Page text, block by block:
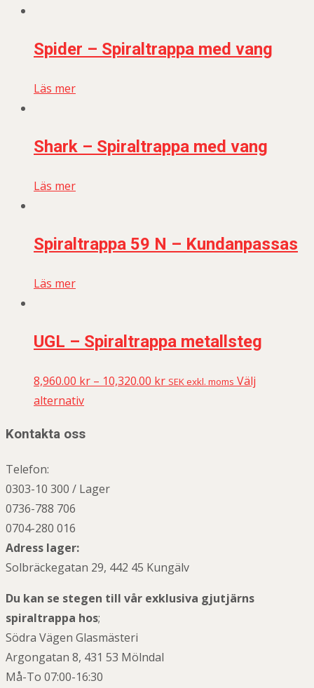
Spider – Spiraltrappa med vang
Läs mer
Shark – Spiraltrappa med vang
Läs mer
Spiraltrappa 59 N – Kundanpassas
Läs mer
UGL – Spiraltrappa metallsteg
8,960.00 kr – 10,320.00 kr SEK exkl. moms Välj
alternativ
Kontakta oss
Telefon:
0303-10 300 / Lager
0736-788 706
0704-280 016
Adress lager:
Solbräckegatan 29, 442 45 Kungälv
Du kan se stegen till vår exklusiva gjutjärns
spiraltrappa hos;
Södra Vägen Glasmästeri
Argongatan 8, 431 53 Mölndal
Må-To 07:00-16:30